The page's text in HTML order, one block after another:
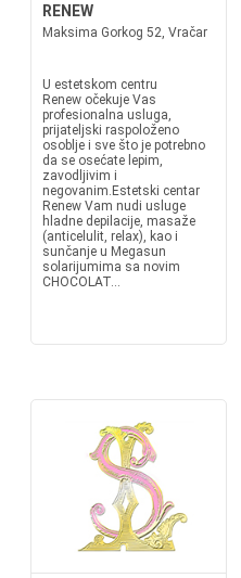
RENEW
Maksima Gorkog 52, Vračar
U estetskom centru
Renew očekuje Vas
profesionalna usluga,
prijateljski raspoloženo
osoblje i sve što je potrebno
da se osećate lepim,
zavodljivim i
negovanim.Estetski centar
Renew Vam nudi usluge
hladne depilacije, masaže
(anticelulit, relax), kao i
sunčanje u Megasun
solarijumima sa novim
CHOCOLAT...